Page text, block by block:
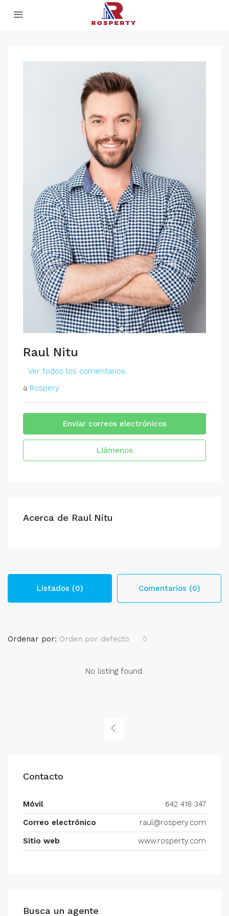
Raul Nitu
Ver todos los comentarios
a Rospery
Enviar correos electrónicos
Llámenos
Acerca de Raul Nitu
Listados (0) Comentarios (0)
Ordenar por: Orden por defecto
No listing found.
Contacto
Móvil
642 418 347
Correo electrónico
raul@rospery.com
Sitio web
www.rosperty.com
Busca un agente